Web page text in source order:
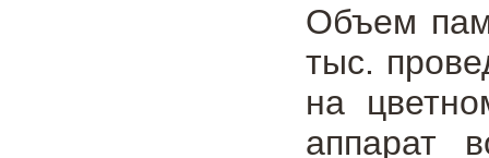
Объем
тыс.
на
аппарат